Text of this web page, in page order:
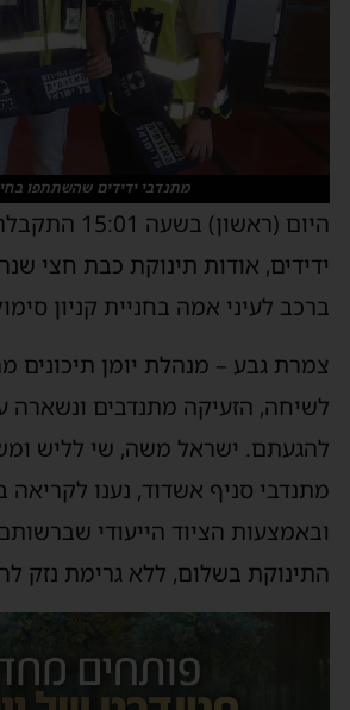
מתנדבי ידידים שהשתתפו
היום (ראשון)
ידידים, אודות תינוקת כבת חצי
ברכב לעיני אמהּ בחניית קניון
צמרת גבע – מנהלת יומן תיכונים
לשיחה, הזעיקה מתנדבים ונשארה
להגעתם. ישראל משה, שי לליש
מתנדבי סניף אשדוד, נענו לקריאה
ובאמצעות הציוד הייעודי
התינוקת בשלום, ללא גרימת נזק